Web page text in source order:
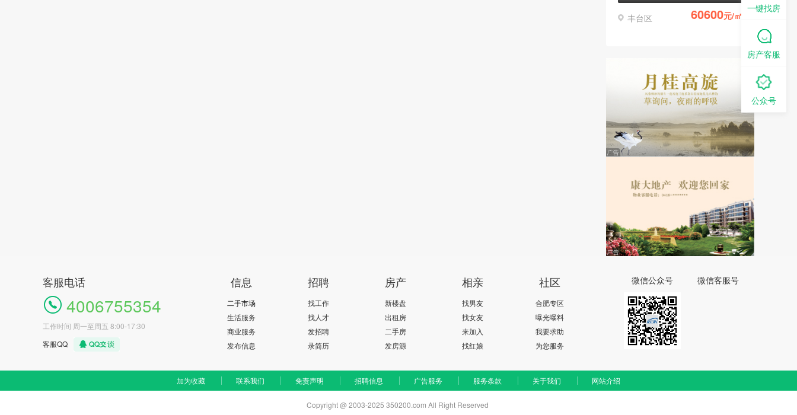
丰台区 60600元/㎡
客服电话
4006755354
工作时间 周一至周五 8:00-17:30
客服QQ
信息
二手市场
生活服务
商业服务
发布信息
招聘
找工作
找人才
发招聘
录简历
房产
新楼盘
出租房
二手房
发房源
相亲
找男友
找女友
来加入
找红娘
社区
合肥专区
曝光曝料
我要求助
为您服务
微信公众号 微信客服号
加为收藏 联系我们 免责声明 招聘信息 广告服务 服务条款 关于我们 网站介绍
Copyright @ 2003-2025 350200.com All Right Reserved
一键找房
房产客服
公众号